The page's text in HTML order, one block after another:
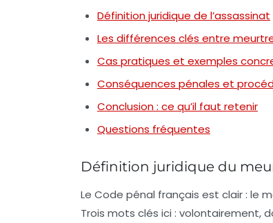
Définition juridique de l’assassinat
Les différences clés entre
Cas pratiques et exemples
Conséquences pénales et
Conclusion : ce qu’il faut retenir
Questions fréquentes
Définition juridique du
Le Code pénal français est clair : le
Trois mots clés ici : volontairement,